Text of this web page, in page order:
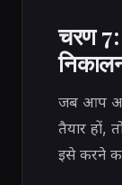
चरण 7:
जब आप
तैयार हों,
इसे करने